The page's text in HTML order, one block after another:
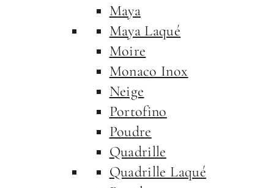
Maya
Maya Laqué
Moire
Monaco Inox
Neige
Portofino
Poudre
Quadrille
Quadrille Laqué